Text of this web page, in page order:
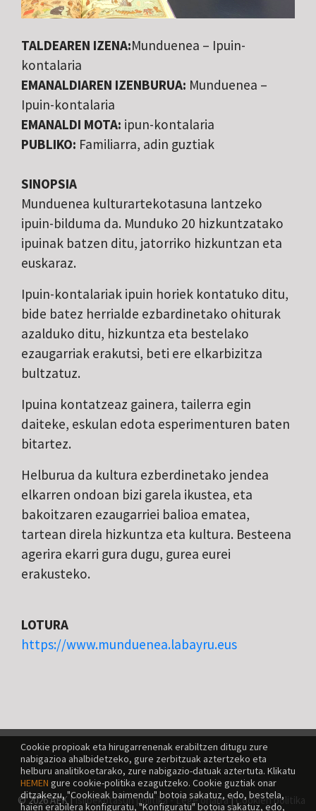
Cookie propioak eta hirugarrenenak erabiltzen ditugu zure
nabigazioa ahalbidetzeko, gure zerbitzuak aztertzeko eta
helburu analitikoetarako, zure nabigazio-datuak aztertuta. Klikatu
HEMEN gure cookie-politika ezagutzeko. Cookie guztiak onar
ditzakezu, "Cookieak baimendu" botoia sakatuz, edo, bestela,
haien erabilera konfiguratu, "Konfiguratu" botoia sakatuz, edo,
TALDEAREN IZENA:Munduenea – Ipuin-
kontalaria
EMANALDIAREN IZENBURUA: Munduenea –
Ipuin-kontalaria
EMANALDI MOTA: ipun-kontalaria
PUBLIKO: Familiarra, adin guztiak
SINOPSIA
Munduenea kulturartekotasuna lantzeko
ipuin-bilduma da. Munduko 20 hizkuntzatako
ipuinak batzen ditu, jatorriko hizkuntzan eta
euskaraz.
Ipuin-kontalariak ipuin horiek kontatuko ditu,
bide batez herrialde ezbardinetako ohiturak
azalduko ditu, hizkuntza eta bestelako
ezaugarriak erakutsi, beti ere elkarbizitza
bultzatuz.
Ipuina kontatzeaz gainera, tailerra egin
daiteke, eskulan edota esperimenturen baten
bitartez.
Helburua da kultura ezberdinetako jendea
elkarren ondoan bizi garela ikustea, eta
bakoitzaren ezaugarriei balioa ematea,
tartean direla hizkuntza eta kultura. Besteena
agerira ekarri gura dugu, gurea eurei
erakusteko.
LOTURA
https://www.munduenea.labayru.eus
© 2026 AEK |Isilpekotasun politika - Lege oharra|Cookien politika